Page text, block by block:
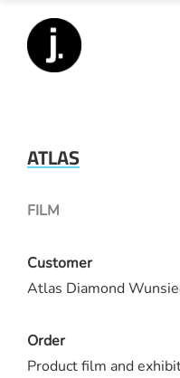
ATLAS
FILM
Customer
Atlas Diamond
Order
Product film and